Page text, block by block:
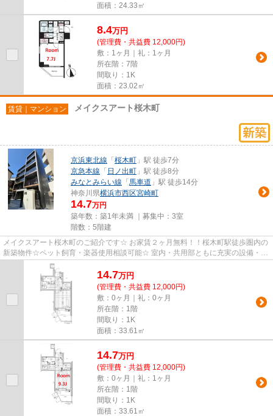
面積：24.33㎡
8.4万円
(管理費・共益費 12,000円)
敷：1ヶ月｜礼：1ヶ月
所在階：7階
間取り：1K
面積：23.02㎡
賃貸｜マンション メイクスアート桜木町
京浜東北線 「 桜木町 」駅 徒歩7分
京急本線 「 日ノ出町 」駅 徒歩8分
みなとみらい線 「 馬車道 」駅 徒歩14分
神奈川県横浜市西区宮崎町
14.7万円
築年数：築1年未満 ｜募集中： 3室
階数：5階建
メイクスアート桜木町のご紹介です☆ お家賃２ヶ月無料！！桜木町駅徒歩圏内の
新築物件☆ペット飼育・楽器使用相談可能☆ 室内・共用部ともに充実の設備・仕
様となっており、新築ならでは...
14.7万円
(管理費・共益費 12,000円)
敷：0ヶ月｜礼：0ヶ月
所在階：1階
間取り：1K
面積：33.61㎡
14.7万円
(管理費・共益費 12,000円)
敷：0ヶ月｜礼：1ヶ月
所在階：1階
間取り：1K
面積：33.61㎡